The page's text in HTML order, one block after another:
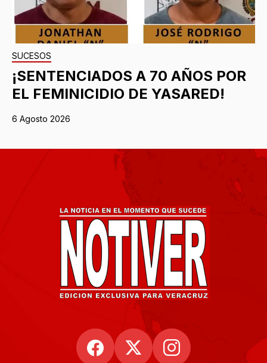
SUCESOS
¡SENTENCIADOS A 70 AÑOS POR
EL FEMINICIDIO DE YASARED!
6 Agosto 2026